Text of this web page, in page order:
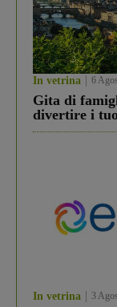
In vetrina 6
Gita di
divertire i
In vetrina 3